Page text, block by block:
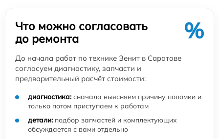
Что можно согласовать
до ремонта
%
До начала работ по технике Зенит в Саратове
согласуем диагностику, запчасти и
предварительный расчёт стоимости:
диагностика: сначала выясняем причину поломки и
только потом приступаем к работам
детали: подбор запчастей и комплектующих
обсуждается с вами отдельно